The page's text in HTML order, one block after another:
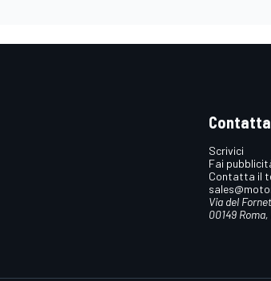
Scrivici
Fai
Contatta il
Via del
00149